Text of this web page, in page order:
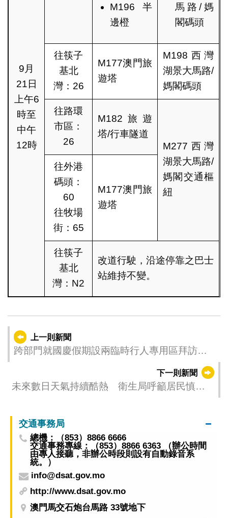
9月
21日
上午6
時至
中午
12時
M196半
邊橙
馬路/媽
閣碼頭
往筷子
基北
灣：26
M177澳門旅
遊塔
M198西灣
湖景大馬路/
媽閣碼頭
往路環
市區：
26
M182旅遊
塔/行車隧道
M277西灣
湖景大馬路/
媽閣交通樞
紐
往外港
碼頭：
60
往牧場
街：65
M177澳門旅
遊塔
往筷子
基北
灣：N2
改道行駛，沿途停靠之巴士
站維持不變。
上一則新聞
跨部門就國慶假期設兩臨時行人專用區拜訪社
下一則新聞
未來數日天氣持續酷熱 衛生局呼籲居民慎防
交通事務局
總機：（853）8866 6666
交通事務專線：（853）8866 6363 （辦公時間
由專人接聽，非辦公時段則設有自動錄音系
統。）
info@dsat.gov.mo
http://www.dsat.gov.mo
澳門馬交石炮台馬路 33號地下